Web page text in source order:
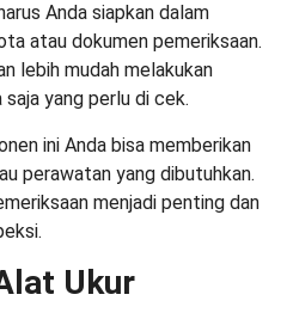
Anda siapkan dalam
atau dokumen pemeriksaan.
lebih mudah melakukan
yang perlu di cek.
ini Anda bisa memberikan
perawatan yang dibutuhkan.
menjadi penting dan
Ukur